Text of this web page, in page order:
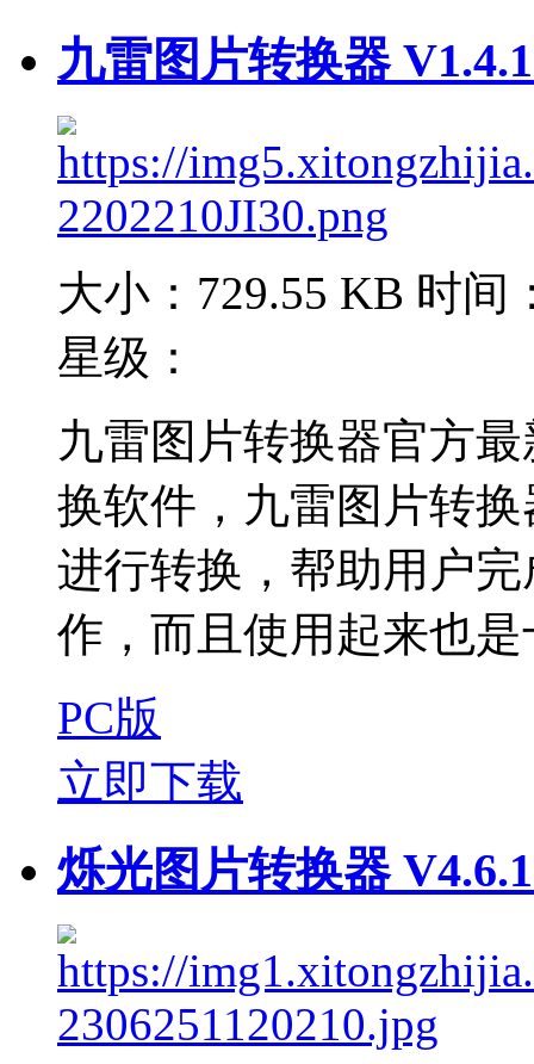
九雷图片转换器
大小：729.55 KB 时间
星级：
九雷图片转换器官方
换软件，九雷图片转
进行转换，帮助用户
作，而且使用起来也
PC版
立即下载
烁光图片转换器